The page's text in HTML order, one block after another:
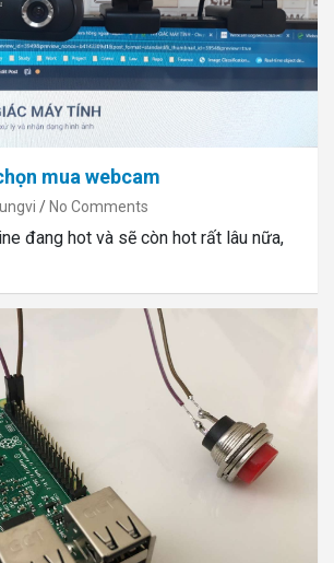
mua webcam
No Comments
đang hot và sẽ còn hot rất lâu nữa,